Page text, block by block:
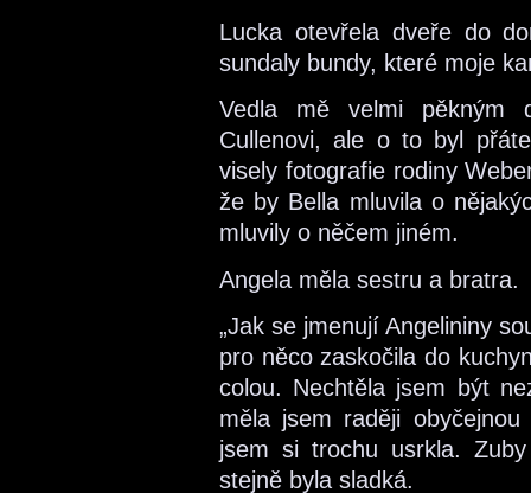
Lucka otevřela dveře do
sundaly bundy, které moje
Vedla mě velmi pěkným
Cullenovi, ale o to byl
visely fotografie rodiny
že by Bella mluvila o
mluvily o něčem jiném.
Angela měla sestru a bratra.
„Jak se jmenují Angelininy
pro něco zaskočila do
colou. Nechtěla jsem být
měla jsem raději
jsem si trochu usrkla.
stejně byla sladká.